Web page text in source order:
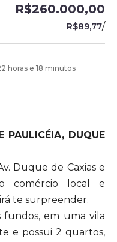
R$260.000,00
R$89,77/
horas e 18 minutos
PAULICÉIA, DUQUE
Duque de Caxias e
comércio local e
te surpreender.
fundos, em uma vila
e possui 2 quartos,